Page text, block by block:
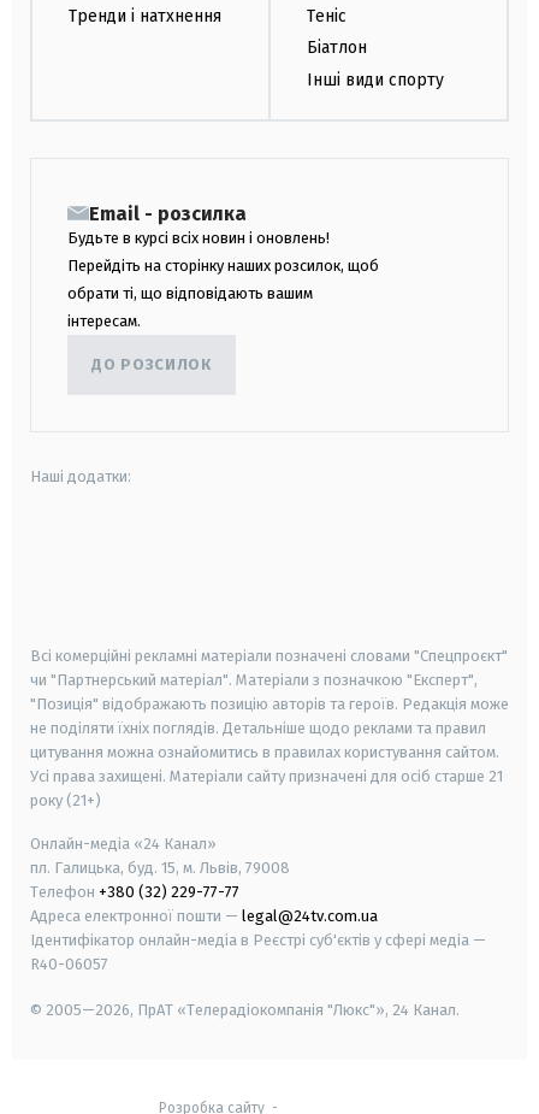
Тренди і натхнення
Теніс
Біатлон
Інші види спорту
Email - розсилка
Будьте в курсі всіх новин і оновлень!
Перейдіть на сторінку наших розсилок, щоб
обрати ті, що відповідають вашим
інтересам.
ДО РОЗСИЛОК
Наші додатки:
Всі комерційні рекламні матеріали позначені словами "Спецпроєкт"
чи "Партнерський матеріал". Матеріали з позначкою "Експерт",
"Позиція" відображають позицію авторів та героїв. Редакція може
не поділяти їхніх поглядів. Детальніше щодо реклами та правил
цитування можна ознайомитись в правилах користування сайтом.
Усі права захищені. Матеріали сайту призначені для осіб старше 21
року (21+)
Онлайн-медіа «24 Канал»
пл. Галицька, буд. 15, м. Львів, 79008
Телефон +380 (32) 229-77-77
Адреса електронної пошти — legal@24tv.com.ua
Ідентифікатор онлайн-медіа в Реєстрі суб'єктів у сфері медіа —
R40-06057
© 2005—2026, ПрАТ «Телерадіокомпанія "Люкс"», 24 Канал.
Розробка сайту-